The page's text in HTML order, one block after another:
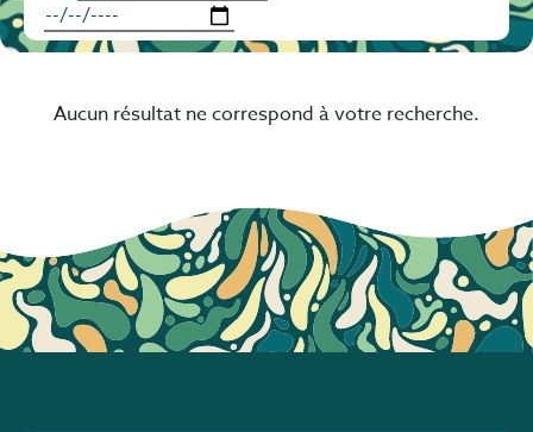
Aucun résultat ne correspond à votre recherche.